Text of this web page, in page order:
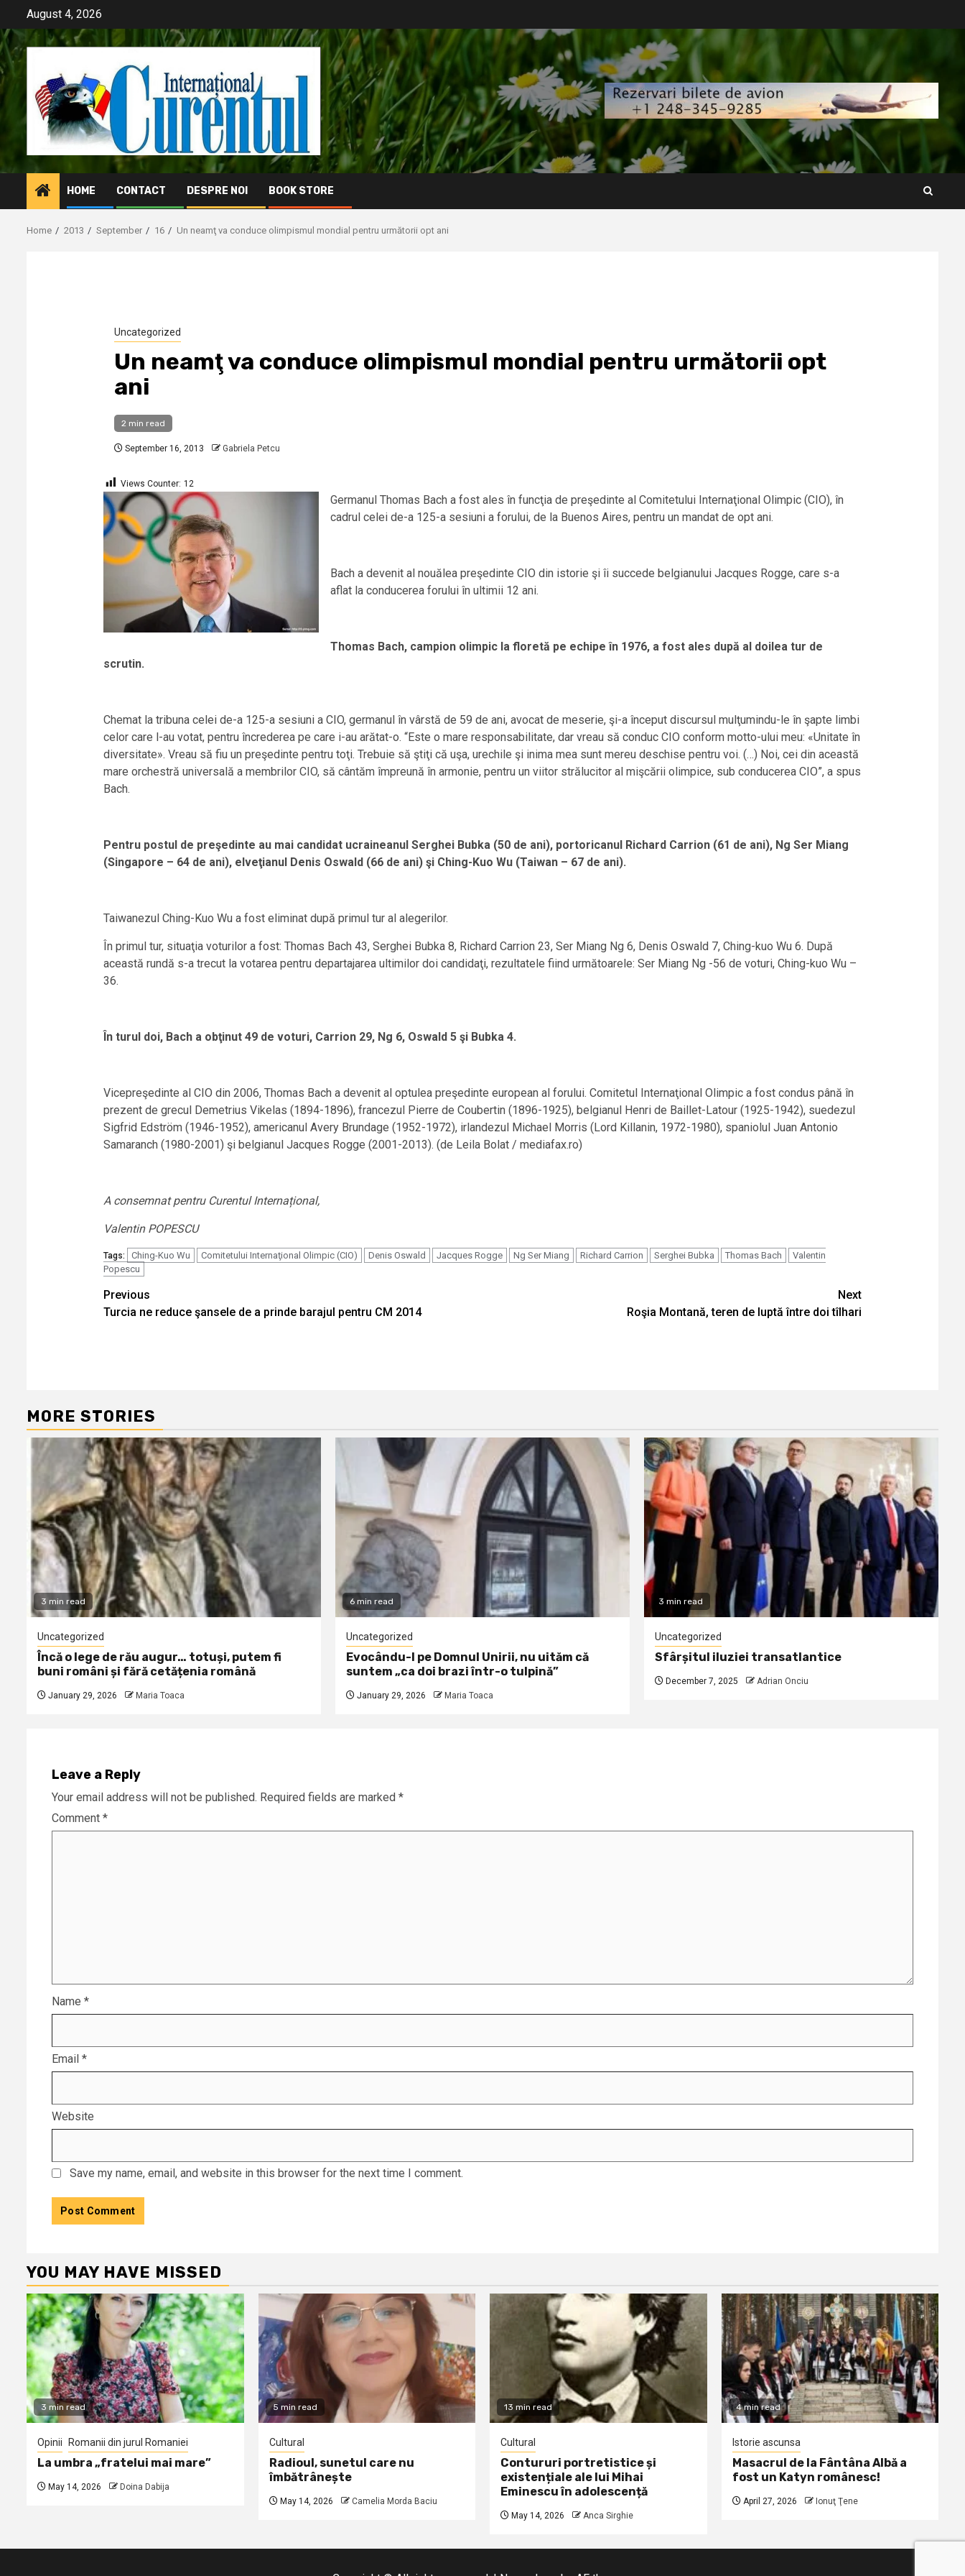
content
August 4, 2026
HOME CONTACT DESPRE NOI BOOK STORE
Home 2013 September 16 Un neamţ va conduce olimpismul mondial pentru următorii opt ani
Uncategorized
Un neamţ va conduce olimpismul mondial pentru următorii opt
ani
2 min read
September 16, 2013 Gabriela Petcu
Views Counter: 12
Germanul Thomas Bach a fost ales în funcţia de preşedinte al Comitetului Internaţional Olimpic (CIO), în
cadrul celei de-a 125-a sesiuni a forului, de la Buenos Aires, pentru un mandat de opt ani.
Bach a devenit al nouălea preşedinte CIO din istorie şi îi succede belgianului Jacques Rogge, care s-a
aflat la conducerea forului în ultimii 12 ani.
Thomas Bach, campion olimpic la floretă pe echipe în 1976, a fost ales după al doilea tur de
scrutin.
Chemat la tribuna celei de-a 125-a sesiuni a CIO, germanul în vârstă de 59 de ani, avocat de meserie, şi-a început discursul mulţumindu-le în şapte limbi
celor care l-au votat, pentru încrederea pe care i-au arătat-o. “Este o mare responsabilitate, dar vreau să conduc CIO conform motto-ului meu: «Unitate în
diversitate». Vreau să fiu un preşedinte pentru toţi. Trebuie să ştiţi că uşa, urechile şi inima mea sunt mereu deschise pentru voi. (…) Noi, cei din această
mare orchestră universală a membrilor CIO, să cântăm împreună în armonie, pentru un viitor strălucitor al mişcării olimpice, sub conducerea CIO”, a spus
Bach.
Pentru postul de preşedinte au mai candidat ucraineanul Serghei Bubka (50 de ani), portoricanul Richard Carrion (61 de ani), Ng Ser Miang
(Singapore – 64 de ani), elveţianul Denis Oswald (66 de ani) şi Ching-Kuo Wu (Taiwan – 67 de ani).
Taiwanezul Ching-Kuo Wu a fost eliminat după primul tur al alegerilor.
În primul tur, situaţia voturilor a fost: Thomas Bach 43, Serghei Bubka 8, Richard Carrion 23, Ser Miang Ng 6, Denis Oswald 7, Ching-kuo Wu 6. După
această rundă s-a trecut la votarea pentru departajarea ultimilor doi candidaţi, rezultatele fiind următoarele: Ser Miang Ng -56 de voturi, Ching-kuo Wu –
36.
În turul doi, Bach a obţinut 49 de voturi, Carrion 29, Ng 6, Oswald 5 şi Bubka 4.
Vicepreşedinte al CIO din 2006, Thomas Bach a devenit al optulea preşedinte european al forului. Comitetul Internaţional Olimpic a fost condus până în
prezent de grecul Demetrius Vikelas (1894-1896), francezul Pierre de Coubertin (1896-1925), belgianul Henri de Baillet-Latour (1925-1942), suedezul
Sigfrid Edström (1946-1952), americanul Avery Brundage (1952-1972), irlandezul Michael Morris (Lord Killanin, 1972-1980), spaniolul Juan Antonio
Samaranch (1980-2001) şi belgianul Jacques Rogge (2001-2013). (de Leila Bolat / mediafax.ro)
A consemnat pentru Curentul Internațional,
Valentin POPESCU
Tags: Ching-Kuo Wu Comitetului Internaţional Olimpic (CIO) Denis Oswald Jacques Rogge Ng Ser Miang Richard Carrion Serghei Bubka Thomas Bach
Valentin
Popescu
Continue
Reading
Previous
Turcia ne reduce şansele de a prinde barajul pentru CM 2014
Next
Roşia Montană, teren de luptă între doi tîlhari
MORE STORIES
3 min read
Uncategorized
Încă o lege de rău augur… totuși, putem fi
buni români și fără cetățenia română
January 29, 2026 Maria Toaca
6 min read
Uncategorized
Evocându-l pe Domnul Unirii, nu uităm că
suntem „ca doi brazi într-o tulpină”
January 29, 2026 Maria Toaca
3 min read
Uncategorized
Sfârșitul iluziei transatlantice
December 7, 2025 Adrian Onciu
Leave a Reply
Your email address will not be published. Required fields are marked *
Comment *
Name *
Email *
Website
Save my name, email, and website in this browser for the next time I comment.
YOU MAY HAVE MISSED
3 min read
Opinii Romanii din jurul Romaniei
La umbra „fratelui mai mare”
May 14, 2026 Doina Dabija
5 min read
Cultural
Radioul, sunetul care nu
îmbătrânește
May 14, 2026 Camelia Morda Baciu
13 min read
Cultural
Contururi portretistice și
existențiale ale lui Mihai
Eminescu în adolescență
May 14, 2026 Anca Sirghie
4 min read
Istorie ascunsa
Masacrul de la Fântâna Albă a
fost un Katyn românesc!
April 27, 2026 Ionuţ Ţene